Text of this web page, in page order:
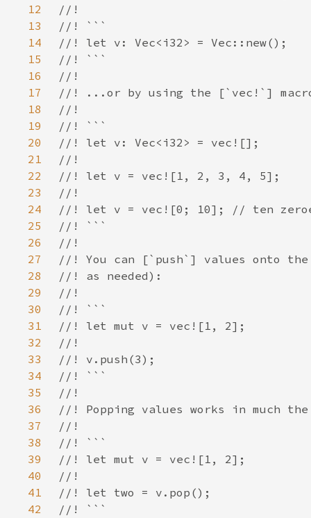
12
13
14
15
16
17
18
19
20
21
22
23
24
25
26
27
28
29
30
31
32
33
34
35
36
37
38
39
40
41
42